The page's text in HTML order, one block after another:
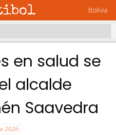
Bolivia
en salud se
alcalde
Saavedra
2026